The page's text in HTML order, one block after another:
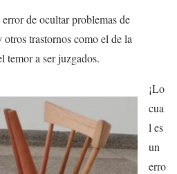
de ocultar problemas de
otros trastornos como el de la
temor a ser juzgados.
¡Lo
cua
l es
un
erro